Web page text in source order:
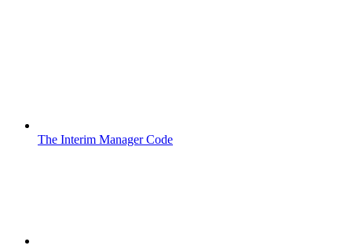
The Interim Manager Code